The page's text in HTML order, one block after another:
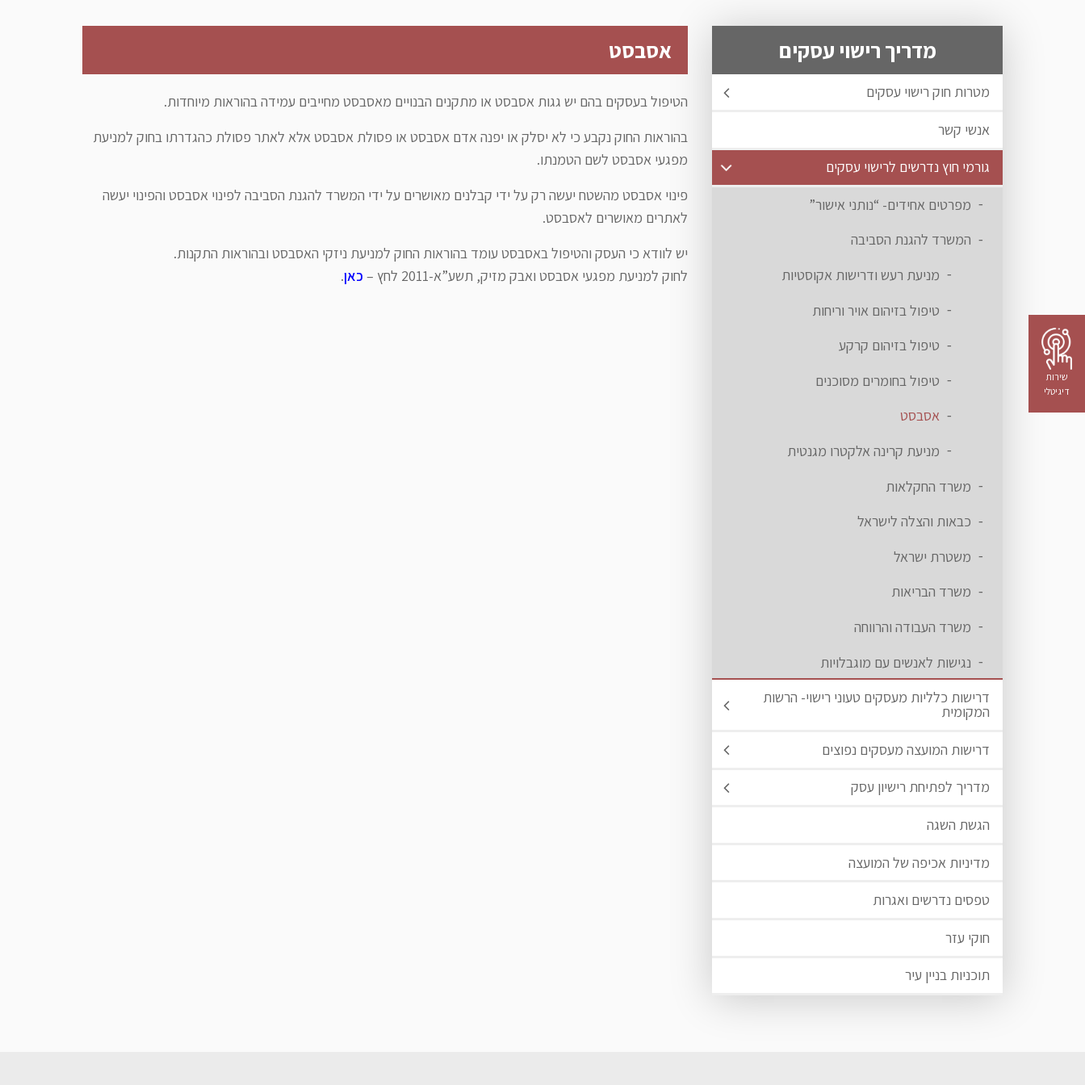
שירות
דיגיטלי
מדריך רישוי עסקים
מטרות חוק רישוי עסקים
אנשי קשר
גורמי חוץ נדרשים לרישוי עסקים
מפרטים אחידים- “נותני אישור”
המשרד להגנת הסביבה
מניעת רעש ודרישות אקוסטיות
טיפול בזיהום אויר וריחות
טיפול בזיהום קרקע
טיפול בחומרים מסוכנים
אסבסט
מניעת קרינה אלקטרו מגנטית
משרד החקלאות
כבאות והצלה לישראל
משטרת ישראל
משרד הבריאות
משרד העבודה והרווחה
נגישות לאנשים עם מוגבלויות
דרישות כלליות מעסקים טעוני רישוי- הרשות
המקומית
דרישות המועצה מעסקים נפוצים
מדריך לפתיחת רישיון עסק
הגשת השגה
מדיניות אכיפה של המועצה
טפסים נדרשים ואגרות
חוקי עזר
תוכניות בניין עיר
אסבסט
הטיפול בעסקים בהם יש גגות אסבסט או מתקנים הבנויים מאסבסט מחייבים עמידה בהוראות מיוחדות.
בהוראות החוק נקבע כי לא יסלק או יפנה אדם אסבסט או פסולת אסבסט אלא לאתר פסולת כהגדרתו בחוק למניעת
מפגעי אסבסט לשם הטמנתו.
פינוי אסבסט מהשטח יעשה רק על ידי קבלנים מאושרים על ידי המשרד להגנת הסביבה לפינוי אסבסט והפינוי יעשה
לאתרים מאושרים לאסבסט.
יש לוודא כי העסק והטיפול באסבסט עומד בהוראות החוק למניעת ניזקי האסבסט ובהוראות התקנות.
לחוק למניעת מפגעי אסבסט ואבק מזיק, תשע”א-2011 לחץ –
כאן.